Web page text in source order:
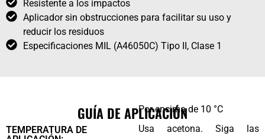
Resistente a los impactos
Aplicador sin obstrucciones para facilitar su uso y
reducir los residuos
Especificaciones MIL (A46050C) Tipo II, Clase 1
GUÍA DE APLICACIÓN
TEMPERATURA DE
Por encima de 10 °C
Usa acetona. Siga las